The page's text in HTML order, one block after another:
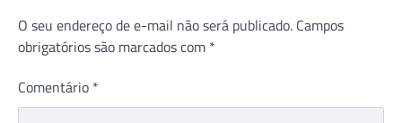
O seu endereço de e-mail não será publicado. Campos
obrigatórios são marcados com *
Comentário *